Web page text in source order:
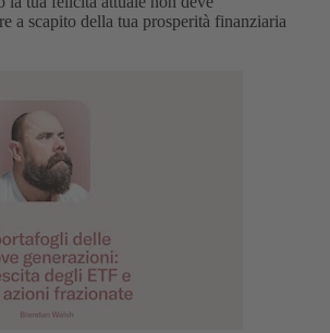
a scapito della tua prosperità finanziaria